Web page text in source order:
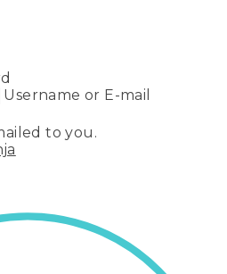
Username or E-mail
to you.